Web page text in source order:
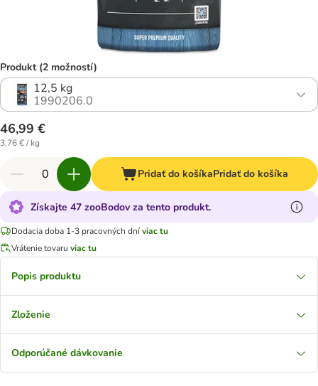
Produkt (2 možností)
12,5 kg
1990206.0
46,99 €
3,76 € / kg
Pridať do košíkaPridať do košíka
Získajte 47 zooBodov za tento produkt.
Dodacia doba 1-3 pracovných dníviac tu
Vrátenie tovaru viac tu
Popis produktu
Zloženie
Odporúčané dávkovanie